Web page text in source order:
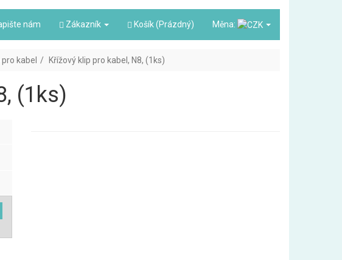
nám Zákazník Košík (Prázdný) Měna:
kabel Křížový klip pro kabel, N8, (1ks)
(1ks)